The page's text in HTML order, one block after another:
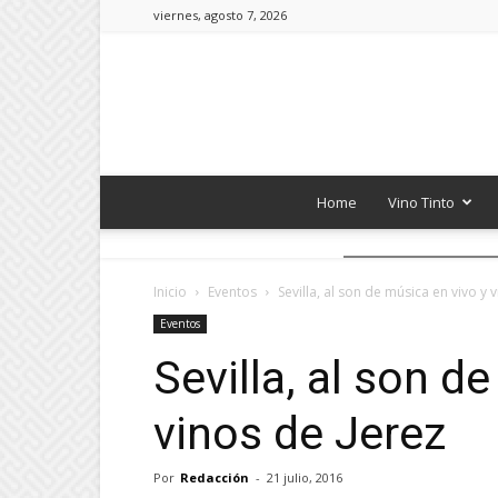
viernes, agosto 7, 2026
Home Vino Tinto
Inicio Eventos Sevilla, al son de música en vivo y
Eventos
Sevilla, al son
vinos de Jerez
Por Redacción - 21 julio, 2016